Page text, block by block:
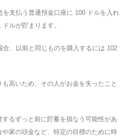
支払う普通預金口座に 100 ドルを入れ
ルが貯まります。
合、以前と同じものを購入するには 102
高いため、その人がお金を失ったこと
るずっと前に貯蓄を損なう可能性があ
や家の頭金など、特定の目標のために時